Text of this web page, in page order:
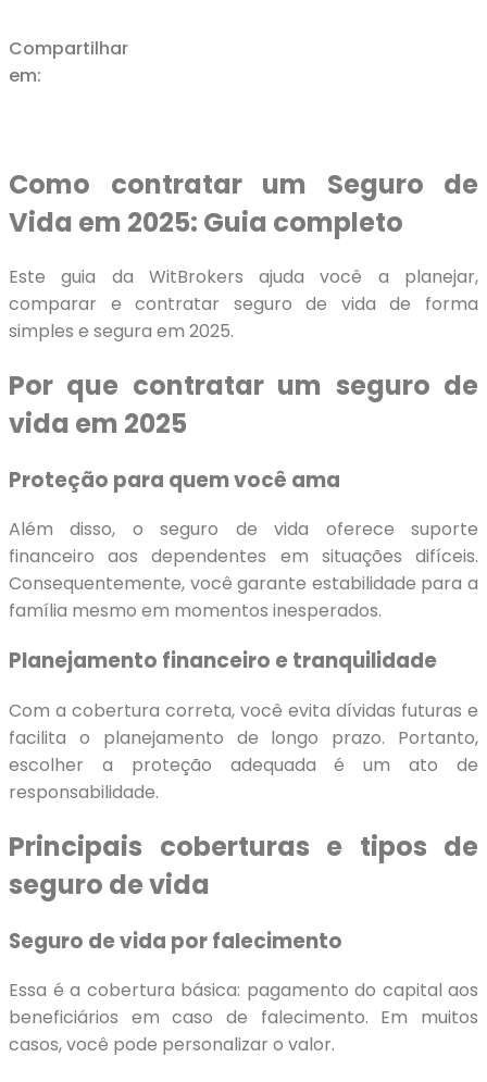
Compartilhar
em:
Como contratar um Seguro de
Vida em 2025: Guia completo
Este guia da WitBrokers ajuda você a planejar,
comparar e contratar seguro de vida de forma
simples e segura em 2025.
Por que contratar um seguro de
vida em 2025
Proteção para quem você ama
Além disso, o seguro de vida oferece suporte
financeiro aos dependentes em situações difíceis.
Consequentemente, você garante estabilidade para a
família mesmo em momentos inesperados.
Planejamento financeiro e tranquilidade
Com a cobertura correta, você evita dívidas futuras e
facilita o planejamento de longo prazo. Portanto,
escolher a proteção adequada é um ato de
responsabilidade.
Principais coberturas e tipos de
seguro de vida
Seguro de vida por falecimento
Essa é a cobertura básica: pagamento do capital aos
beneficiários em caso de falecimento. Em muitos
casos, você pode personalizar o valor.